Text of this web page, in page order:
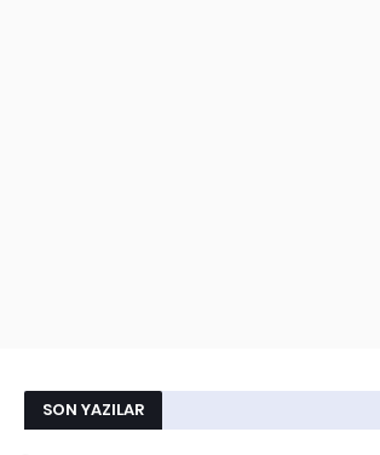
SON YAZILAR